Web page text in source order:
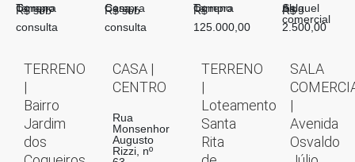
R$ sob
consulta
Compra
Terreno
TERRENO
|
Bairro
Jardim
dos
R$ sob
consulta
Compra
Casa
CASA |
CENTRO
Rua
Monsenhor
Augusto
Rizzi, nº
R$
125.000,00
Compra
Terreno
TERRENO
|
Loteamento
Santa
Rita
R$
2.500,00
Aluguel
Sala
comercial
SALA
|
Avenida
Osvaldo